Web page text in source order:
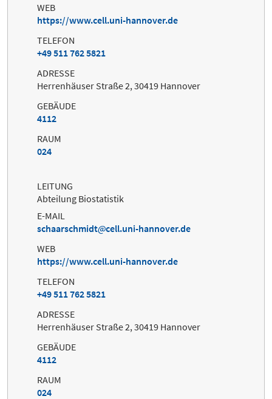
WEB
https://www.cell.uni-hannover.de
TELEFON
+49 511 762 5821
ADRESSE
Herrenhäuser Straße 2, 30419 Hannover
GEBÄUDE
4112
RAUM
024
LEITUNG
Abteilung Biostatistik
E-MAIL
schaarschmidt
cell.uni-hannover.de
WEB
https://www.cell.uni-hannover.de
TELEFON
+49 511 762 5821
ADRESSE
Herrenhäuser Straße 2, 30419 Hannover
GEBÄUDE
4112
RAUM
024